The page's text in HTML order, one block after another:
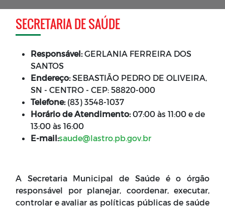
SECRETARIA DE SAÚDE
Responsável:GERLANIA FERREIRA DOS
SANTOS
Endereço:SEBASTIÃO PEDRO DE OLIVEIRA,
SN - CENTRO - CEP: 58820-000
Telefone:(83) 3548-1037
Horário de Atendimento:07:00 às 11:00 e de
13:00 às 16:00
E-mail:saude@lastro.pb.gov.br
A Secretaria Municipal de Saúde é o órgão
responsável por planejar, coordenar, executar,
controlar e avaliar as políticas públicas de saúde